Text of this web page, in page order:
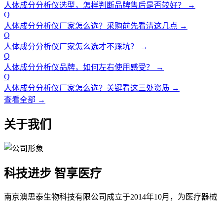
人体成分分析仪选型，怎样判断品牌售后是否较好？
→
Q
人体成分分析仪厂家怎么选？采购前先看清这几点 →
Q
人体成分分析仪厂家怎么选才不踩坑？
→
Q
人体成分分析仪品牌，如何左右使用感受？
→
Q
人体成分分析仪厂家怎么选？关键看这三处资质 →
查看全部 →
关于我们
科技进步 智享医疗
南京澳思泰生物科技有限公司成立于2014年10月，为医疗器械